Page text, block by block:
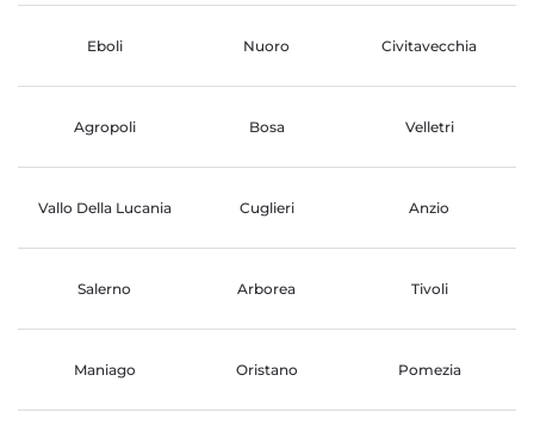
Eboli Nuoro Civitavecchia
Agropoli Bosa Velletri
Vallo Della Lucania Cuglieri Anzio
Salerno Arborea Tivoli
Maniago Oristano Pomezia